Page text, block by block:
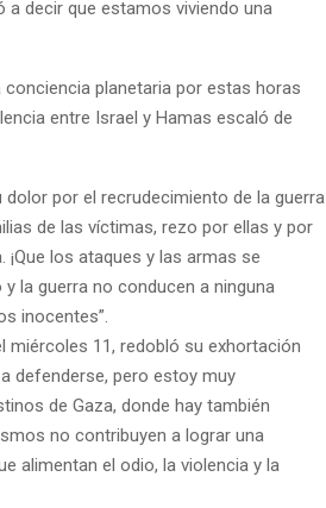
a decir que estamos viviendo una
planetaria por estas horas
entre Israel y Hamas escaló de
por el recrudecimiento de la guerra
de las víctimas, rezo por ellas y por
los ataques y las armas se
la guerra no conducen a ninguna
inocentes”.
miércoles 11, redobló su exhortación
defenderse, pero estoy muy
de Gaza, donde hay también
no contribuyen a lograr una
alimentan el odio, la violencia y la